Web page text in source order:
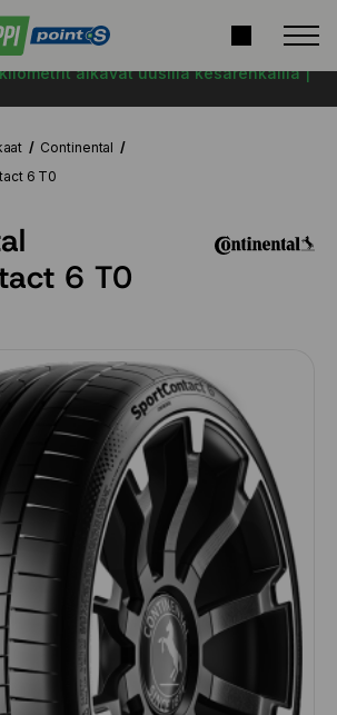
alkavat uusilla kesärenkailla |
Continental
6 T0
6 T0